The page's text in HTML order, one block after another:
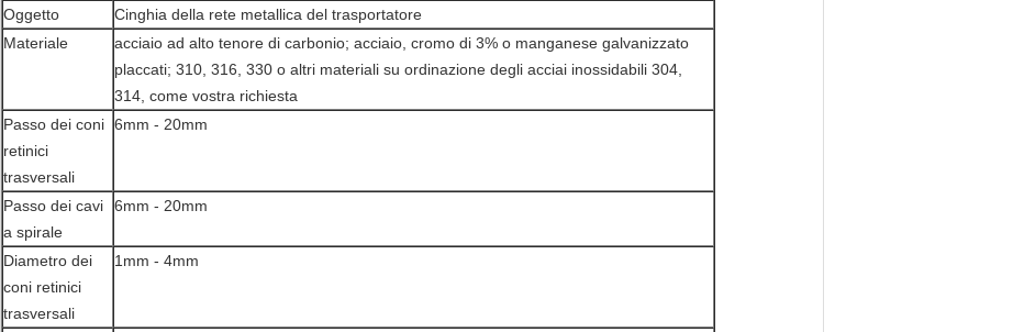
Oggetto
Cinghia della rete metallica del trasportatore
Materiale
acciaio ad alto tenore di carbonio; acciaio, cromo di 3% o manganese galvanizzato
placcati; 310, 316, 330 o altri materiali su ordinazione degli acciai inossidabili 304,
314, come vostra richiesta
Passo dei coni
retinici
trasversali
6mm - 20mm
Passo dei cavi
a spirale
6mm - 20mm
Diametro dei
coni retinici
trasversali
1mm - 4mm